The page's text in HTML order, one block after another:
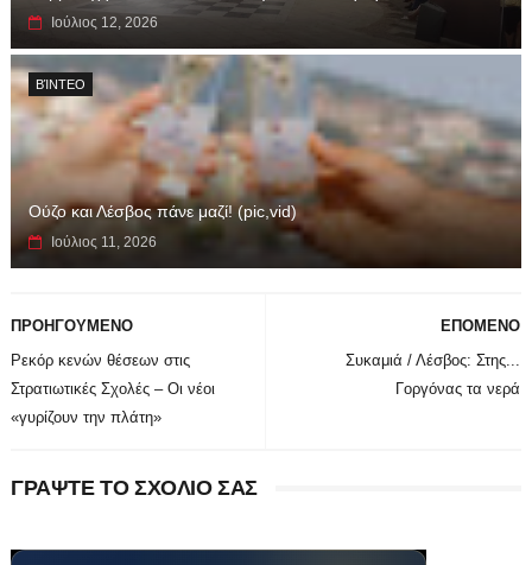
Ιούλιος 12, 2026
ΒΊΝΤΕΟ
Ούζο και Λέσβος πάνε μαζί! (pic,vid)
Ιούλιος 11, 2026
ΕΠΟΜΕΝΟ
Συκαμιά / Λέσβος: Στης...
Γοργόνας τα νερά
ΠΡΟΗΓΟΥΜΕΝΟ
Ρεκόρ κενών θέσεων στις
Στρατιωτικές Σχολές – Οι νέοι
«γυρίζουν την πλάτη»
ΓΡΑΨΤΕ ΤΟ ΣΧΟΛΙΟ ΣΑΣ